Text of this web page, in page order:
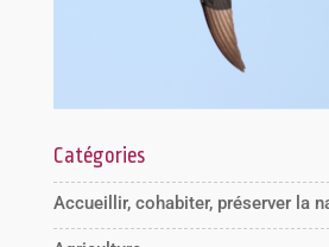
Catégories
Accueillir, cohabiter, préserver la